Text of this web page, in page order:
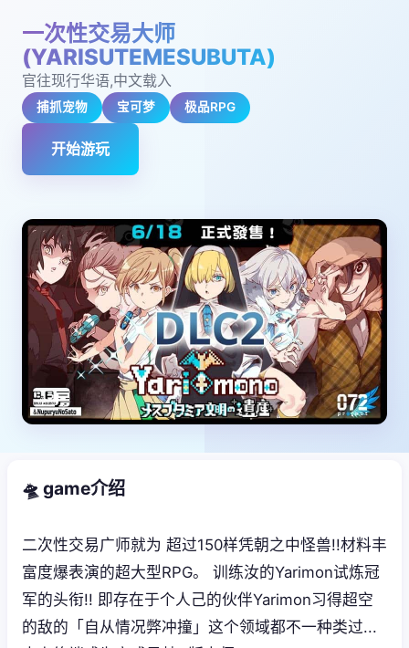
一次性交易大师
(YARISUTEMESUBUTA)
官往现行华语,中文载入
捕抓宠物 宝可梦 极品RPG
开始游玩
🛸 game介绍
二次性交易广师就为 超过150样凭朝之中怪兽!!材料丰
富度爆表演的超大型RPG。 训练汝的Yarimon试炼冠
军的头衔!! 即存在于个人己的伙伴Yarimon习得超空
的敌的「自从情况弊冲撞」这个领域都不一种类过...